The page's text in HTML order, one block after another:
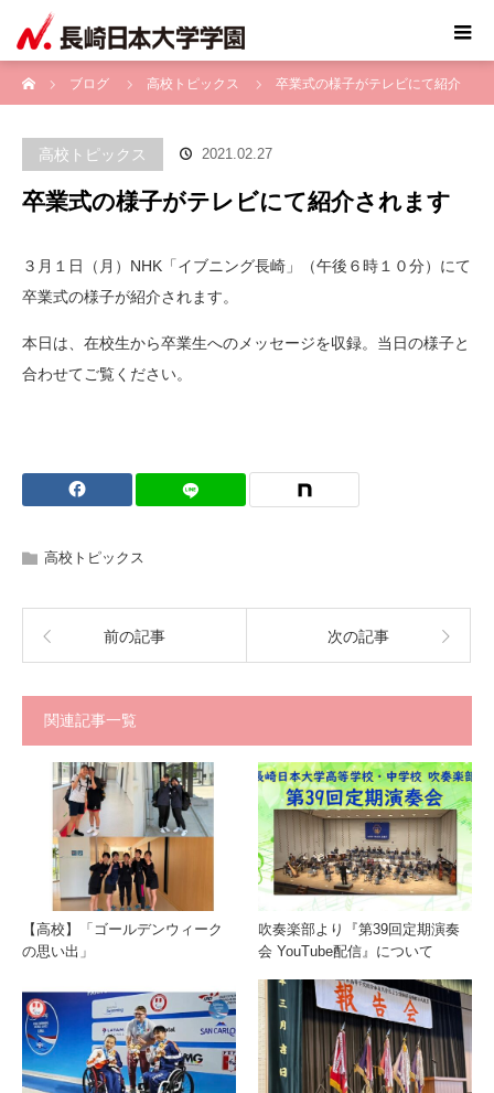
ブログ
高校トピックス 卒業式の様子がテレビにて紹介
高校トピックス 2021.02.27
卒業式の様子がテレビにて紹介されます
３月１日（月）NHK 「イブニング長崎」（午後６時１０分） にて
卒業式の様子が紹介されます。
本日は、在校生から卒業生へのメッセージを収録。当日の様子と
合わせてご覧ください。
高校トピックス
前の記事 次の記事
関連記事一覧
【高校】「ゴールデンウィーク
の思い出」
吹奏楽部より『第39回定期演奏
会 YouTube配信』について